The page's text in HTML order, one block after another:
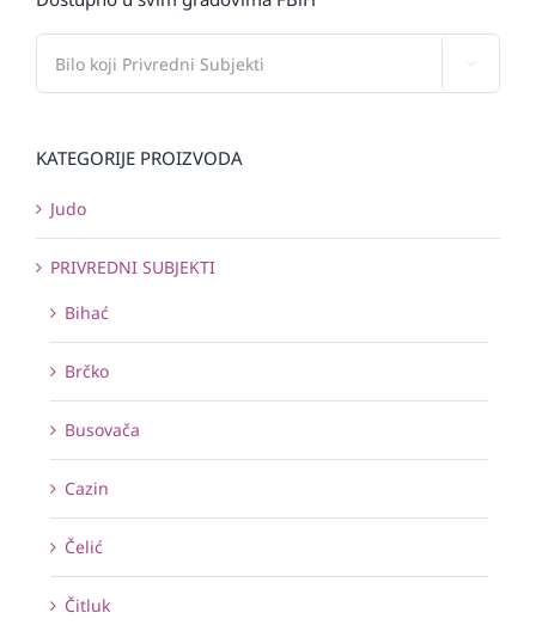
KATEGORIJE PROIZVODA
Judo
PRIVREDNI SUBJEKTI
Bihać
Brčko
Busovača
Cazin
Čelić
Čitluk